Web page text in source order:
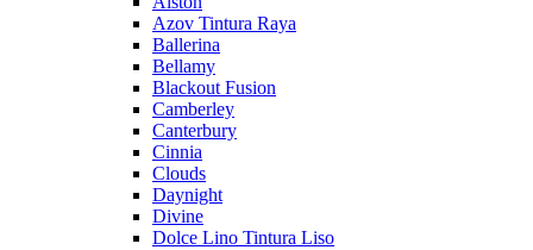
Azov Tintura Raya
Ballerina
Bellamy
Blackout Fusion
Camberley
Canterbury
Cinnia
Clouds
Daynight
Divine
Dolce Lino Tintura Liso